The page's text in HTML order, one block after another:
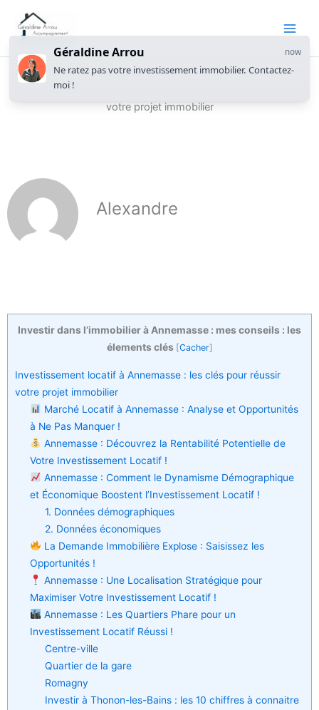
Investissement locatif à Annemasse : les clés pour réussir
votre projet immobilier
Alexandre
Investir dans l’immobilier à Annemasse : mes conseils : les
élements clés [Cacher]
Investissement locatif à Annemasse : les clés pour réussir
votre projet immobilier
Marché Locatif à Annemasse : Analyse et Opportunités
à Ne Pas Manquer !
Annemasse : Découvrez la Rentabilité Potentielle de
Votre Investissement Locatif !
Annemasse : Comment le Dynamisme Démographique
et Économique Boostent l’Investissement Locatif !
1. Données démographiques
2. Données économiques
La Demande Immobilière Explose : Saisissez les
Opportunités !
Annemasse : Une Localisation Stratégique pour
Maximiser Votre Investissement Locatif !
Annemasse : Les Quartiers Phare pour un
Investissement Locatif Réussi !
Centre-ville
Quartier de la gare
Romagny
Investir à Thonon-les-Bains : les 10 chiffres à connaitre
Géraldine Arrou now
Ne ratez pas votre investissement immobilier. Contactez-
moi !